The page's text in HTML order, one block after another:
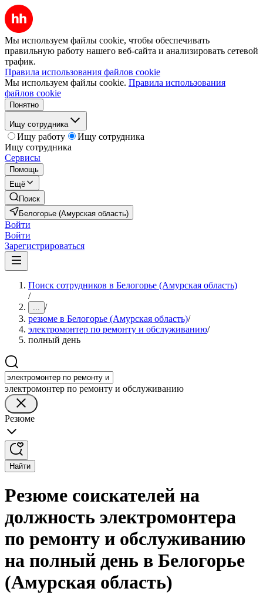
Мы используем файлы cookie, чтобы обеспечивать
правильную работу нашего веб-сайта и анализировать сетевой
трафик.
Правила использования файлов cookie
Мы используем файлы cookie. Правила использования
файлов cookie
Понятно
Ищу сотрудника
Ищу работу
Ищу сотрудника
Ищу сотрудника
Сервисы
Помощь
Ещё
Поиск
Белогорье (Амурская область)
Войти
Войти
Зарегистрироваться
Поиск сотрудников в Белогорье (Амурская область)
/
... /
резюме в Белогорье (Амурская область)/
электромонтер по ремонту и обслуживанию/
полный день
электромонтер по ремонту и обслуживанию
Резюме
Найти
Резюме соискателей на
должность электромонтера
по ремонту и обслуживанию
на полный день в Белогорье
(Амурская область)